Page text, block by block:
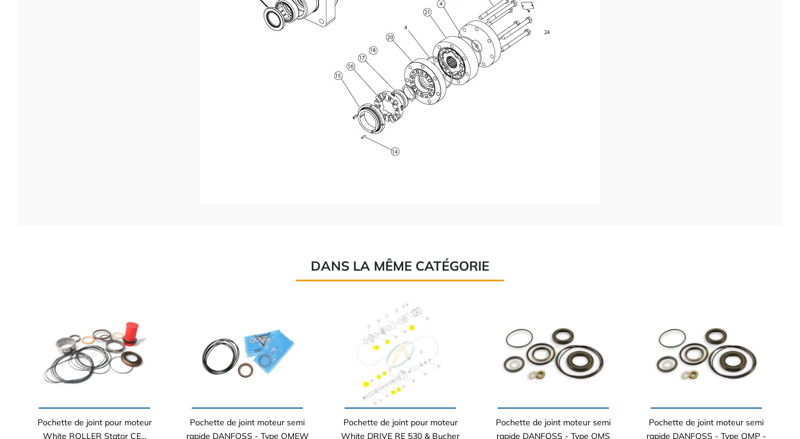
DANS LA MÊME CATÉGORIE
Pochette de joint pour moteur
White ROLLER Stator CE...
Pochette de joint moteur semi
rapide DANFOSS - Type OMEW
Pochette de joint pour moteur
White DRIVE RE 530 & Bucher
Pochette de joint moteur semi
rapide DANFOSS - Type OMS
Pochette de joint moteur semi
rapide DANFOSS - Type OMP -